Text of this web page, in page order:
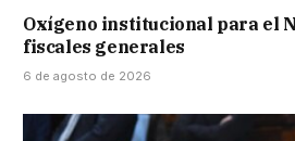
Oxígeno institucional para el
fiscales generales
6 de agosto de 2026